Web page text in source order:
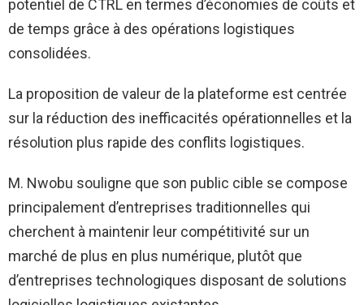
potentiel de CTRL en termes d’économies de coûts et
de temps grâce à des opérations logistiques
consolidées.
La proposition de valeur de la plateforme est centrée
sur la réduction des inefficacités opérationnelles et la
résolution plus rapide des conflits logistiques.
M. Nwobu souligne que son public cible se compose
principalement d’entreprises traditionnelles qui
cherchent à maintenir leur compétitivité sur un
marché de plus en plus numérique, plutôt que
d’entreprises technologiques disposant de solutions